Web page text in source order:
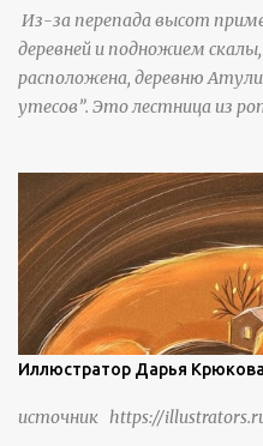
Из-за перепада высот
деревней и подножием
расположена, деревню
утесов”. Это лестница из
стальными лестницами с
передвижение детей и
Подъем от подножия горы
часов. По словам местных
в деревню, поскольку
приятный климат и
проживания, ведения
защитить их от бандитизма
Иллюстратор Дарья
источник https://